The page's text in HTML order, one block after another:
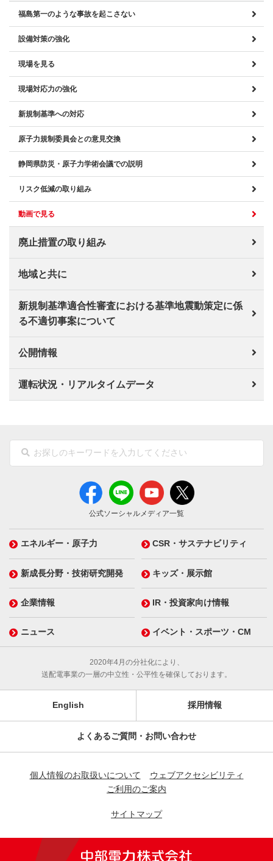
福島第一のような事故を起こさない
設備対策の強化
現場を見る
現場対応力の強化
新規制基準への対応
原子力規制委員会との意見交換
静岡県防災・原子力学術会議での説明
リスク低減の取り組み
動画で見る
廃止措置の取り組み
地域と共に
新規制基準適合性審査における基準地震動策定に係
る不適切事案について
公開情報
運転状況・リアルタイムデータ
公式ソーシャルメディア一覧
エネルギー・原子力 CSR・サステナビリティ
新成長分野・技術研究開発 キッズ・展示館
企業情報 IR・投資家向け情報
ニュース イベント・スポーツ・CM
2020年4月の分社化により、
送配電事業の一層の中立性・公平性を確保しております。
English 採用情報
よくあるご質問・お問い合わせ
個人情報のお取扱いについて
ウェブアクセシビリティ
ご利用のご案内
サイトマップ